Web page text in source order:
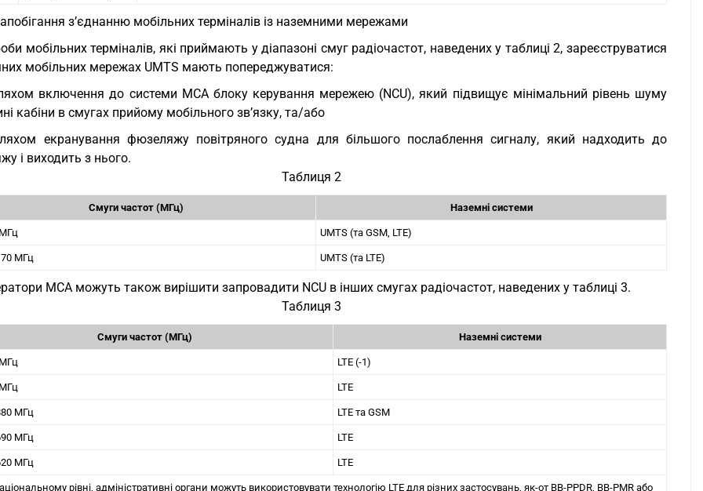
з’єднанню мобільних терміналів із наземними мережами
мобільних терміналів, які приймають у діапазоні смуг радіочастот, наведених у таблиці 2, зареєструватися
мобільних мережах UMTS мають попереджуватися:
включення до системи MCA блоку керування мережею (NCU), який підвищує мінімальний рівень шуму
кабіни в смугах прийому мобільного зв’язку, та/або
екранування фюзеляжу повітряного судна для більшого послаблення сигналу, який надходить до
і виходить з нього.
Таблиця 2
Смуги частот (МГц) Наземні системи
UMTS (та GSM, LTE)
МГц UMTS (та LTE)
MCA можуть також вирішити запровадити NCU в інших смугах радіочастот, наведених у таблиці 3.
Таблиця 3
Смуги частот (МГц) Наземні системи
LTE (-1)
LTE
МГц LTE та GSM
МГц LTE
МГц LTE
рівні, адміністративні органи можуть використовувати технологію LTE для різних застосувань, як-от BB-PPDR, BB-PMR або